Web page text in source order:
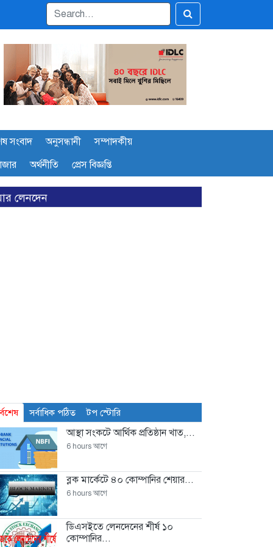
সংবাদ অনুসন্ধানী
সম্পাদকীয়
অর্থনীতি প্রেস বিজ্ঞপ্তি
লেনদেন
তালিকা প্রকাশ
তাগিদ বাজারসংশ্লিষ্টদের
দিল এস আলম কোল্ড রোল্ড স্টিল
সর্বাধিক পঠিত টপ স্টোরি
আস্থা সংকটে আর্থিক প্রতিষ্ঠান খাত,...
6 hours আগে
ব্লক মার্কেটে ৪০ কোম্পানির শেয়ার...
6 hours আগে
ডিএসইতে লেনদেনের শীর্ষ ১০
কোম্পানির...